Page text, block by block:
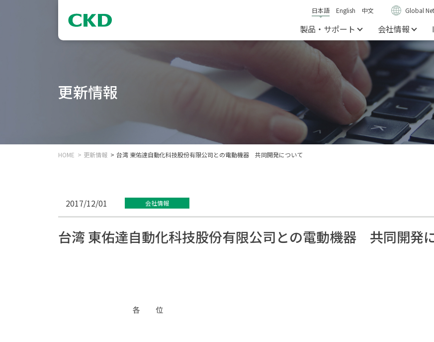
日本語 English 中文 Global
製品・サポート 会社情報
更新情報
HOME 更新情報 台湾 東佑達自動化科技股份有限公司との電動機器 共同開発について
2017/12/01 会社情報
台湾 東佑達自動化科技股份有限公司との電動機器 共同開発
各 位